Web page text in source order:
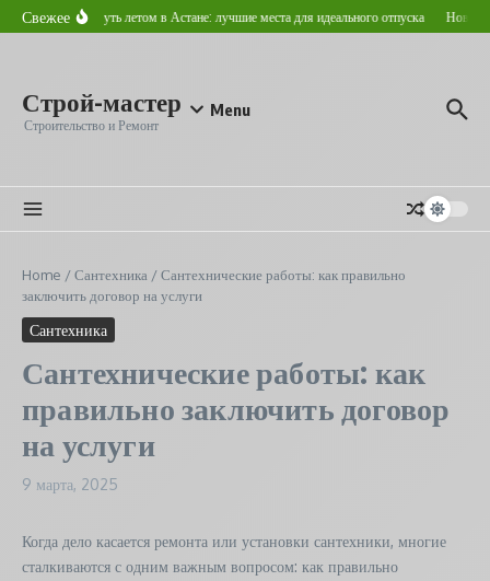
Перейти к содержанию
Свежее
Где отдохнуть летом в Астане: лучшие места для идеального отпуска
Строй-мастер
Строительство и Ремонт
Menu
Home /Сантехника /Сантехнические работы: как правильно
заключить договор на услуги
Сантехника
Сантехнические работы: как
правильно заключить договор
на услуги
9 марта, 2025
Когда дело касается ремонта или установки сантехники, многие
сталкиваются с одним важным вопросом: как правильно